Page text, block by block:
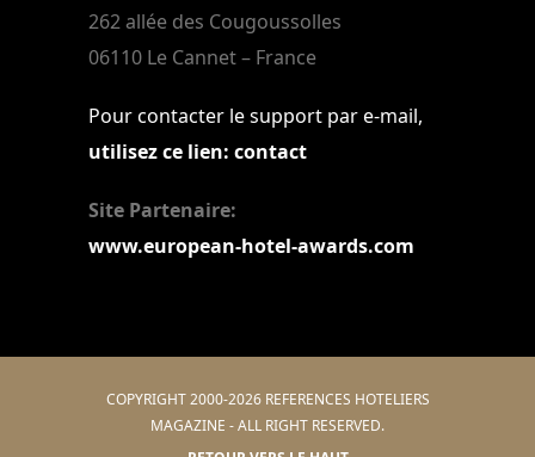
262 allée des Cougoussolles
06110 Le Cannet – France
Pour contacter le support par e-mail,
utilisez ce lien: contact
Site Partenaire:
www.european-hotel-awards.com
COPYRIGHT 2000-2026 REFERENCES HOTELIERS
MAGAZINE - ALL RIGHT RESERVED.